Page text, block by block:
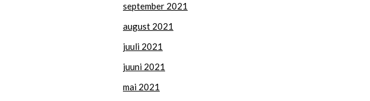
september 2021
august 2021
juuli 2021
juuni 2021
mai 2021